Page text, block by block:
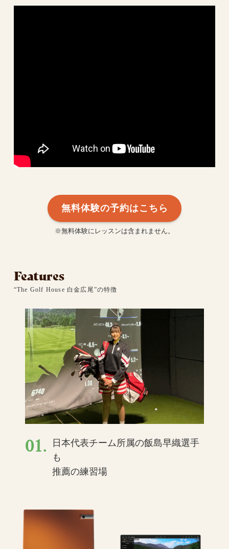
無料体験の予約はこちら
※無料体験にレッスンは含まれません。
Features
“The Golf House 白金広尾”の特徴
01.
日本代表チーム所属の飯島早織選手
も
推薦の練習場